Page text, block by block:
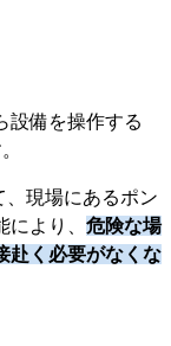
設備を操作する
、現場にあるポン
より、 危険な場
赴く必要がなくな